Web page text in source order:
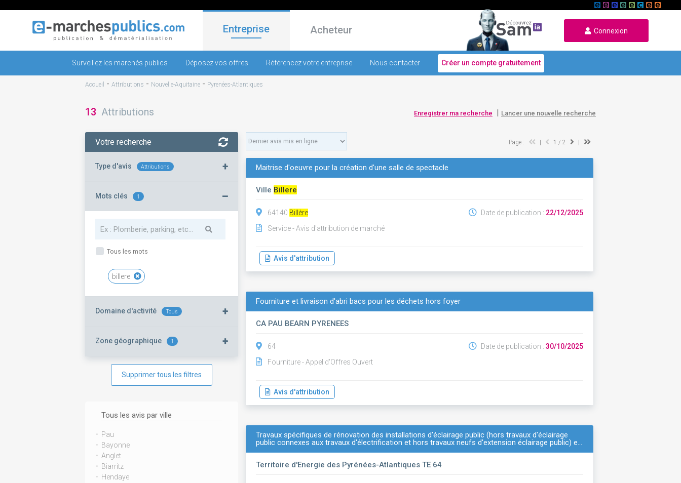
Entreprise Acheteur Connexion
Surveillez les marchés publics Déposez vos offres Référencez votre entreprise Nous contacter Créer un compte gratuitement
Accueil - Attributions - Nouvelle-Aquitaine - Pyrenées-Atlantiques
13 Attributions Enregistrer ma recherche | Lancer une nouvelle recherche
Votre recherche
Type d'avis Attributions +
Mots clés 1 –
Tous les mots
billere
Domaine d'activité Tous +
Zone géographique 1 +
Supprimer tous les filtres
Tous les avis par ville
Pau
Bayonne
Anglet
Biarritz
Hendaye
Page : 1 / 2
Maitrise d'oeuvre pour la création d'une salle de spectacle
Ville Billere
64140 Billère
Service - Avis d'attribution de marché
Date de publication : 22/12/2025
Avis d'attribution
Fourniture et livraison d'abri bacs pour les déchets hors foyer
CA PAU BEARN PYRENEES
64
Fourniture - Appel d'Offres Ouvert
Date de publication : 30/10/2025
Avis d'attribution
Travaux spécifiques de rénovation des installations d'éclairage public (hors travaux d'éclairage
public connexes aux travaux d'électrification et hors travaux neufs d'extension éclairage public) e…
Territoire d'Energie des Pyrénées-Atlantiques TE 64